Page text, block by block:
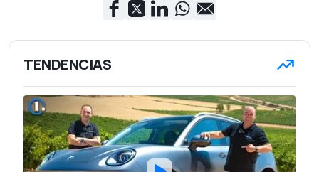
TENDENCIAS